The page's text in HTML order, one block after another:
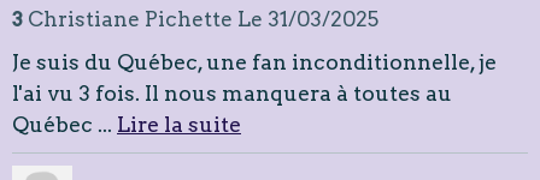
3 Christiane Pichette Le 31/03/2025
Je suis du Québec, une fan inconditionnelle, je
l'ai vu 3 fois. Il nous manquera à toutes au
Québec ... Lire la suite